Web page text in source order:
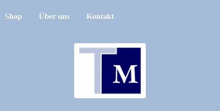
Shop Über uns Kontakt